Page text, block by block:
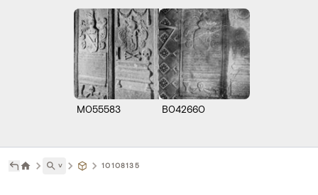
M055583 B042660
˅ 10108135